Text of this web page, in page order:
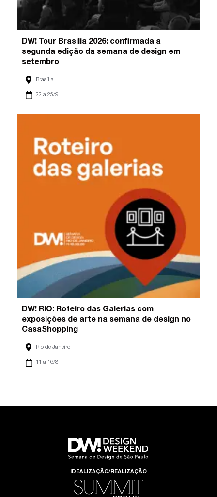
DW! Tour Brasília 2026: confirmada a
segunda edição da semana de design em
setembro
Brasília
22 a 25/9
DW! RIO: Roteiro das Galerias com
exposições de arte na semana de design no
CasaShopping
Rio de Janeiro
11 a 16/8
IDEALIZAÇÃO/REALIZAÇÃO